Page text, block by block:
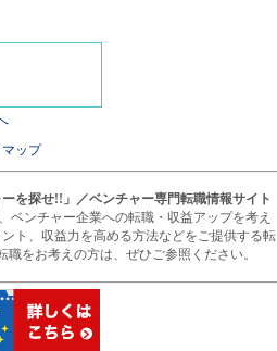
ップ
ーを探せ!!」／ベンチャー専門転職情報サイト
ベンチャー企業への転職・収益アップを考え
ト、収益力を高める方法などをご提供する転
をお考えの方は、ぜひご参照ください。